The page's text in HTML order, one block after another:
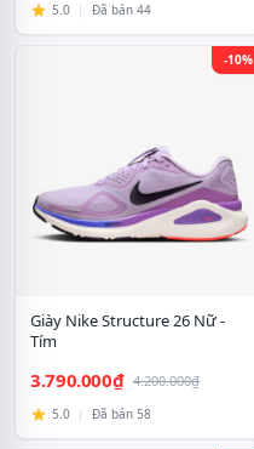
5.0 | Đã bán 44
-10%
Giày Nike Structure 26 Nữ -
Tím
3.790.000₫ 4.200.000₫
5.0 | Đã bán 58